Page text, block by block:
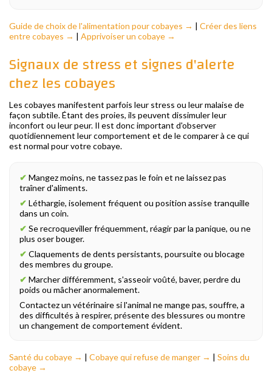
Guide de choix de l'alimentation pour cobayes → | Créer des liens
entre cobayes → | Apprivoiser un cobaye →
Signaux de stress et signes d'alerte
chez les cobayes
Les cobayes manifestent parfois leur stress ou leur malaise de
façon subtile. Étant des proies, ils peuvent dissimuler leur
inconfort ou leur peur. Il est donc important d'observer
quotidiennement leur comportement et de le comparer à ce qui
est normal pour votre cobaye.
✔ Mangez moins, ne tassez pas le foin et ne laissez pas
traîner d'aliments.
✔ Léthargie, isolement fréquent ou position assise tranquille
dans un coin.
✔ Se recroqueviller fréquemment, réagir par la panique, ou ne
plus oser bouger.
✔ Claquements de dents persistants, poursuite ou blocage
des membres du groupe.
✔ Marcher différemment, s'asseoir voûté, baver, perdre du
poids ou mâcher anormalement.
Contactez un vétérinaire si l'animal ne mange pas, souffre, a
des difficultés à respirer, présente des blessures ou montre
un changement de comportement évident.
Santé du cobaye → | Cobaye qui refuse de manger → | Soins du
cobaye →